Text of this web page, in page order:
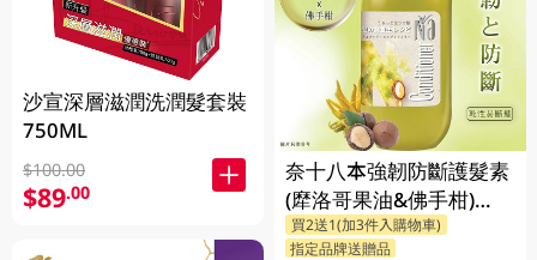
沙宣深層滋潤洗潤髮套裝
750ML
$100.00
$89.00
奈十八本強韌防斷護髮素
(犘洛哥果油&佛手柑)
550ML
買2送1(加3件入購物車)
指定品牌送贈品